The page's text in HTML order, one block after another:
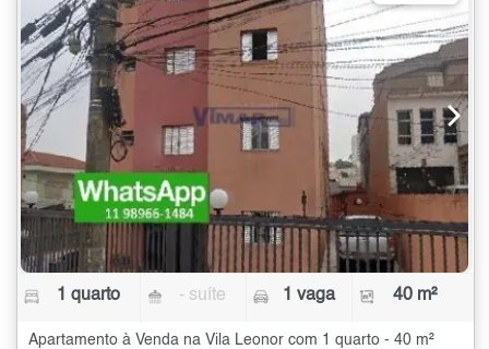
1 quarto - suíte 1 vaga 40 m²
Apartamento à Venda na Vila Leonor com 1 quarto - 40 m²